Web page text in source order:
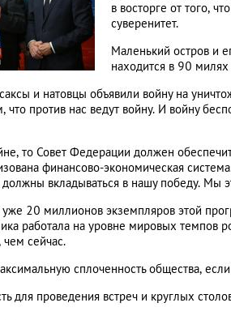
в восторге от того,
суверенитет.
Маленький остров и
находится в 90
и натовцы объявили войну на
что против нас ведут войну. И войну
то Совет Федерации должен
финансово-экономическая
должны вкладываться в нашу победу.
20 миллионов экземпляров этой
работала на уровне мировых темпов
сейчас.
сплоченность общества,
для проведения встреч и круглых